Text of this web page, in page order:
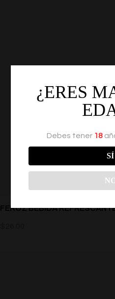
FEROZ BEBIDA
¿ERES
Debes tener 18
SÍ